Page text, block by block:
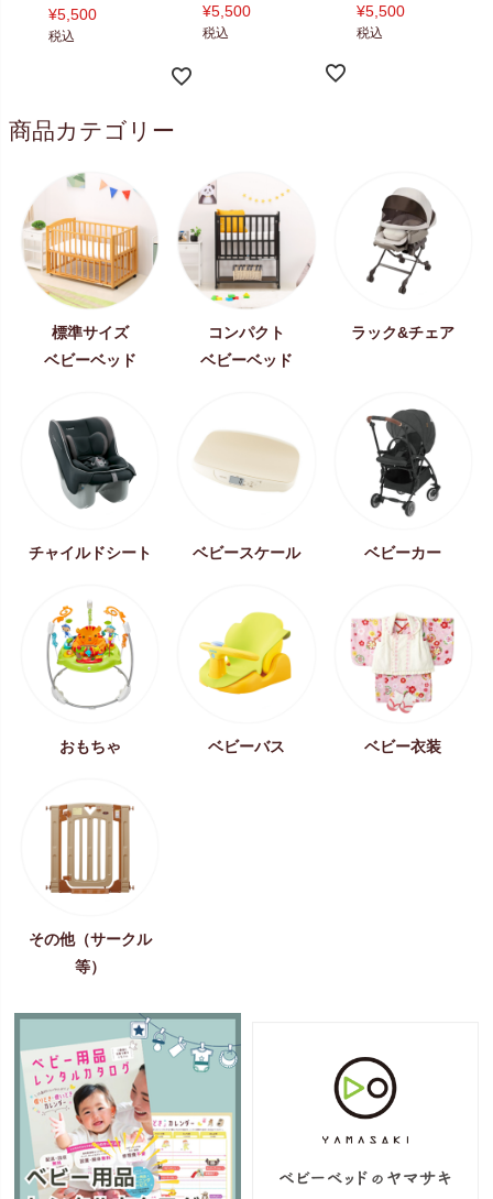
¥5,500
税込
¥5,500
税込
¥5,500
税込
商品カテゴリー
標準サイズ
ベビーベッド
コンパクト
ベビーベッド
ラック&チェア
チャイルドシート ベビースケール ベビーカー
おもちゃ ベビーバス ベビー衣装
その他（サークル
等）